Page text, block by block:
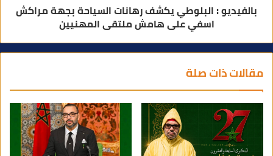
بالفيديو : البلوطي يكشف رهانات السياحة بجهة مراكش
اسفي على هامش ملتقى المهنيين
مقالات ذات صلة